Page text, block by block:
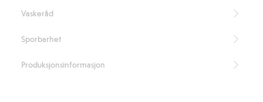
Vaskeråd
Sporbarhet
Produksjonsinformasjon